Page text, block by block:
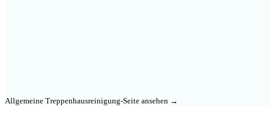
Allgemeine Treppenhausreinigung-Seite ansehen →